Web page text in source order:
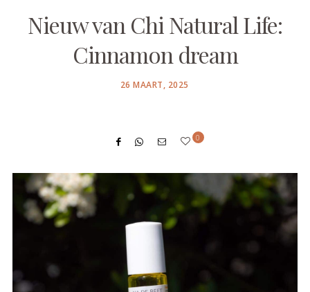
Nieuw van Chi Natural Life:
Cinnamon dream
POSTED
26 MAART, 2025
0